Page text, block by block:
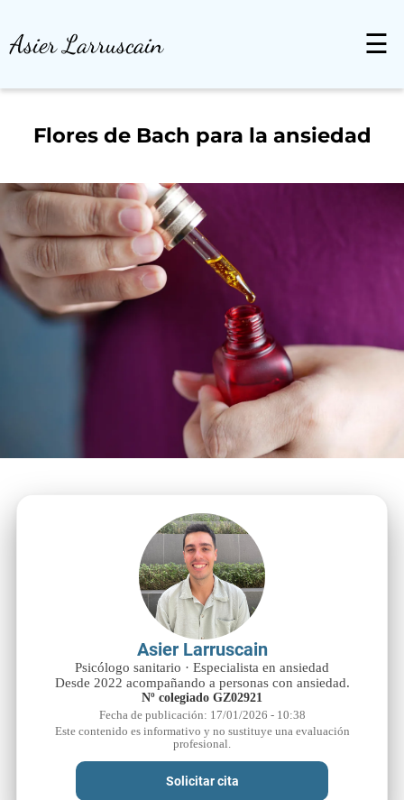
Asier Larruscain ☰
Flores de Bach para la ansiedad
Asier Larruscain
Psicólogo sanitario · Especialista en ansiedad
Desde 2022 acompañando a personas con ansiedad.
Nº colegiado GZ02921
Fecha de publicación: 17/01/2026 - 10:38
Este contenido es informativo y no sustituye una evaluación
profesional.
Solicitar cita